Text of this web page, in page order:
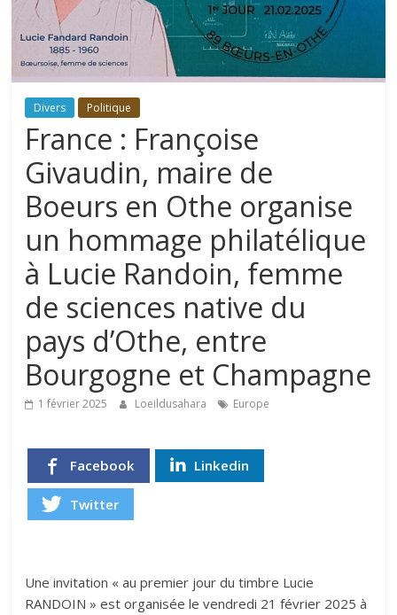
Divers Politique
France : Françoise
Givaudin, maire de
Boeurs en Othe organise
un hommage philatélique
à Lucie Randoin, femme
de sciences native du
pays d’Othe, entre
Bourgogne et Champagne
1 février 2025 Loeildusahara Europe
Facebook Linkedin
Twitter
Une invitation « au premier jour du timbre Lucie
RANDOIN » est organisée le vendredi 21 février 2025 à